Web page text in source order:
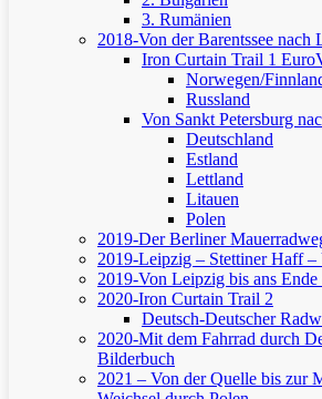
3. Rumänien
2018-Von der Barentssee nach
Iron Curtain Trail 1
Norwegen/
Russland
Von Sankt Petersburg
Deutschland
Estland
Lettland
Litauen
Polen
2019-Der Berliner
2019-Leipzig – Stettiner Haff
2019-Von Leipzig bis ans Ende
2020-Iron Curtain Trail 2
Deutsch-Deutscher
2020-Mit dem Fahrrad durch
Bilderbuch
2021 – Von der Quelle bis zur